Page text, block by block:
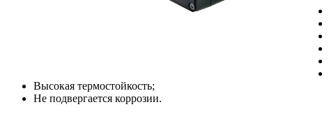
Высокая термостойкость;
Не подвергается коррозии.